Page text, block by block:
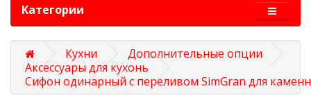
Категории
Кухни
Дополнительные опции
Аксессуары для кухонь
Сифон одинарный с переливом SimGran для